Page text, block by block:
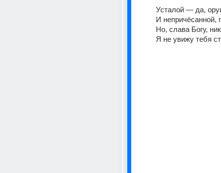
Усталой — да,
И
Но, слава Богу,
Я не увижу тебя